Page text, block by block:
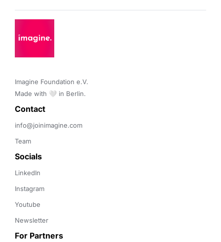
Imagine Foundation e.V.
Made with 🤍 in Berlin.
Contact
info@joinimagine.com
Team
Socials
LinkedIn
Instagram
Youtube
Newsletter
For Partners